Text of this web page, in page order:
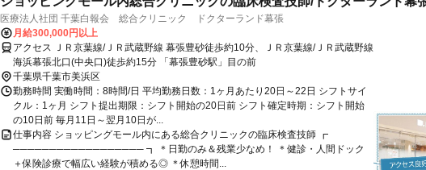
医療法人社団 千葉白報会 総合クリニック ドクターランド幕張
月給300,000円以上
アクセス ＪＲ京葉線/ＪＲ武蔵野線 幕張豊砂徒歩約10分、ＪＲ京葉線/ＪＲ武蔵野線
海浜幕張北口(中央口)徒歩約15分 「幕張豊砂駅」目の前
千葉県千葉市美浜区
勤務時間 実働時間：8時間/日 平均勤務日数：1ヶ月あたり20日～22日 シフトサイ
クル：1ヶ月 シフト提出期限：シフト開始の20日前 シフト確定時期：シフト開始
の10日前 毎月11日～翌月10日が...
仕事内容 ショッピングモール内にある総合クリニックの臨床検査技師 ┏
────────────────── ┓ ＊日勤のみ＆残業少なめ！ ＊健診・人間ドック
＋保険診療で幅広い経験が積める◎ ＊休憩時間...